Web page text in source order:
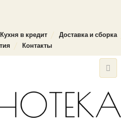
Кухня в кредит
Доставка и сборка
Контакты